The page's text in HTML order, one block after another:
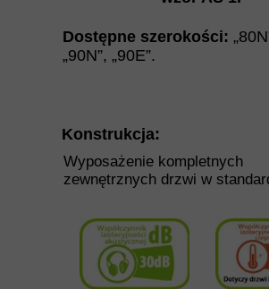
Wyposażenie kompletnych
zewnętrznych drzwi w
Konstrukcja:
Dostępne szerokości:
„90N”, „90E”.